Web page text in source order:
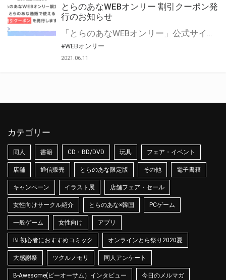
とらのあなWEBオンリー 割引クーポン発
行のお知らせ
「とらのあなWEBオンリー」公式サイトでとらのあな通販の「割引クーポン」を配布中！ イベントごとに開催当日限定で使える割引クーポンのシリアルコードを発行します。 とらのあなWEBオンリーのページをチェックして、イベント当日にお得にお買い物を楽しみましょう♪ ※本キャンペーンは予告なく終了する場合がございます。 とらのあなWEBオンリーサイトはこちら
#WEBオンリー
2021.06.11
カテゴリー
同人 書籍 CD・BD/DVD 玩具 フェア・イベント
店舗 通信販売 とらのあな限定版 その他 電子書籍
キャンペーン イラスト展 店舗フェア・セール
女性向けサークル紹介 とらのあな×韓国 PCゲーム
一般ゲーム 女性向け アプリ
BL初心者におすすめコミック オンラインとら祭り2020夏
大感謝祭 ツクルノモリ 同人アンケート
B-Awesome(ビーオーサム）インタビュー 今日のメルマガ